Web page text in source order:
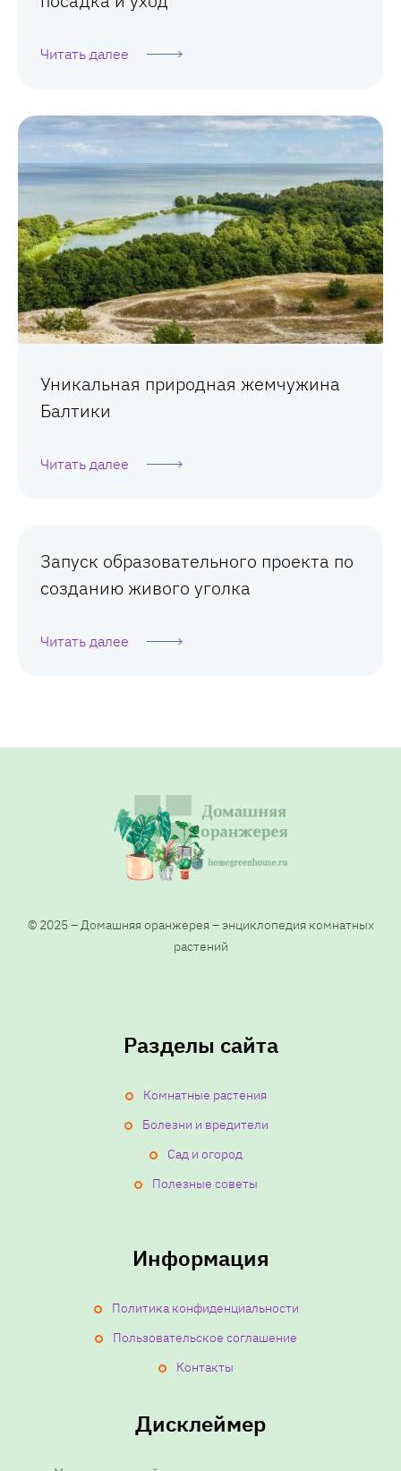
Читать далее
Уникальная природная жемчужина
Балтики
Читать далее
Запуск образовательного проекта по
созданию живого уголка
Читать далее
© 2025 – Домашняя оранжерея – энциклопедия комнатных
растений
Разделы сайта
Комнатные растения
Болезни и вредители
Сад и огород
Полезные советы
Информация
Политика конфиденциальности
Пользовательское соглашение
Контакты
Дисклеймер